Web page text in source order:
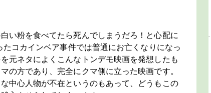
い粉を食べてたら死んでしまうだろ！と心配に
コカインベア事件では普通にお亡くなりになっ
元ネタによくこんなトンデモ映画を発想したも
の方であり、完全にクマ側に立った映画です。
中心人物が不在というのもあって、どうもこの